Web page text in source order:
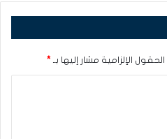
الحقول الإلزامية مشار إليها بـ *